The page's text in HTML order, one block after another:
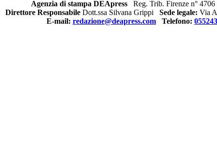
Agenzia di stampa DEApress Reg. Trib. Firenze n° 4706
Direttore Responsabile Dott.ssa Silvana Grippi Sede legale: Via
E-mail: redazione@deapress.com Telefono: